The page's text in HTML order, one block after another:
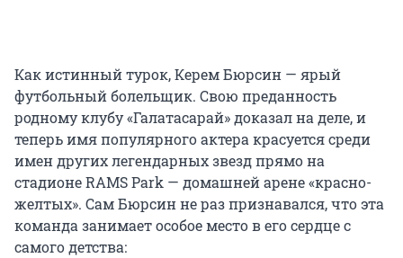
Как истинный турок, Керем Бюрсин — ярый
футбольный болельщик. Свою преданность
родному клубу «Галатасарай» доказал на деле, и
теперь имя популярного актера красуется среди
имен других легендарных звезд прямо на
стадионе RAMS Park — домашней арене «красно-
желтых». Сам Бюрсин не раз признавался, что эта
команда занимает особое место в его сердце с
самого детства: